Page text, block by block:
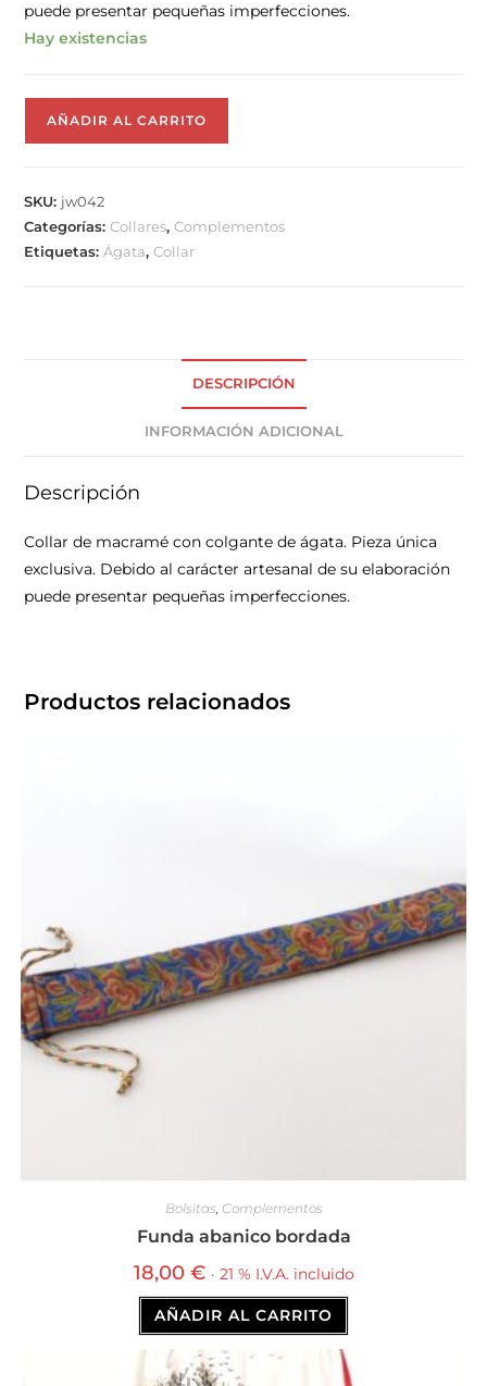
puede presentar pequeñas imperfecciones.
Hay existencias
AÑADIR AL CARRITO
SKU: jw042
Categorías:Collares,Complementos
Etiquetas:Ágata,Collar
DESCRIPCIÓN
INFORMACIÓN ADICIONAL
Descripción
Collar de macramé con colgante de ágata. Pieza única
exclusiva. Debido al carácter artesanal de su elaboración
puede presentar pequeñas imperfecciones.
Productos relacionados
Bolsitas Complementos
Funda abanico bordada
18,00 € · 21 % I.V.A. incluido
AÑADIR AL CARRITO